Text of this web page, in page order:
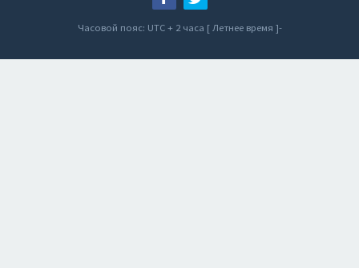
Часовой пояс: UTC + 2 часа [ Летнее время ]-